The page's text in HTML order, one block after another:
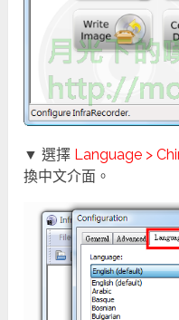
▼ 選擇 Language >
換中文介面。